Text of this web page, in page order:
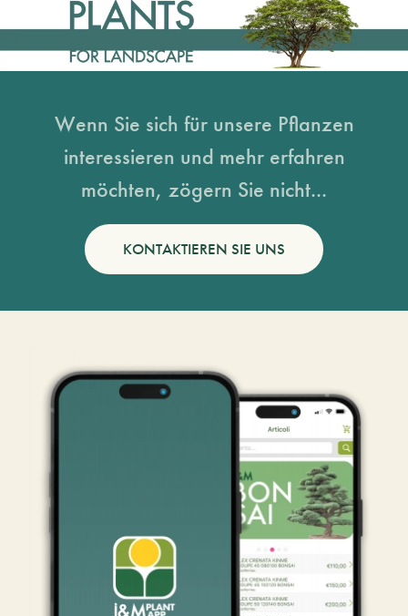
Wenn Sie sich für unsere Pflanzen
interessieren und mehr erfahren
möchten, zögern Sie nicht...
KONTAKTIEREN SIE UNS